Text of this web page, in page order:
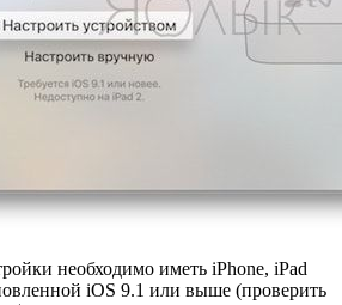
необходимо иметь iPhone, iPad
iOS 9.1 или выше (проверить